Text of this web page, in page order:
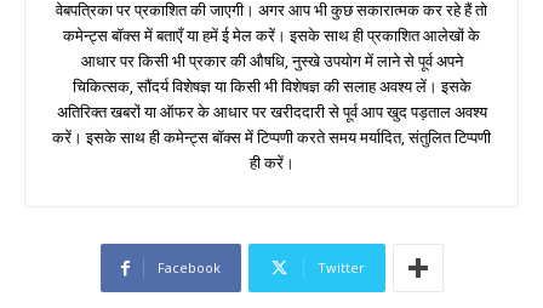
वेबपत्रिका पर प्रकाशित की जाएगी। अगर आप भी कुछ सकारात्मक कर रहे हैं तो
कमेन्ट्स बॉक्स में बताएँ या हमें ई मेल करें। इसके साथ ही प्रकाशित आलेखों के
आधार पर किसी भी प्रकार की औषधि, नुस्खे उपयोग में लाने से पूर्व अपने
चिकित्सक, सौंदर्य विशेषज्ञ या किसी भी विशेषज्ञ की सलाह अवश्य लें। इसके
अतिरिक्त खबरों या ऑफर के आधार पर खरीददारी से पूर्व आप खुद पड़ताल अवश्य
करें। इसके साथ ही कमेन्ट्स बॉक्स में टिप्पणी करते समय मर्यादित, संतुलित टिप्पणी
ही करें।
Facebook Twitter